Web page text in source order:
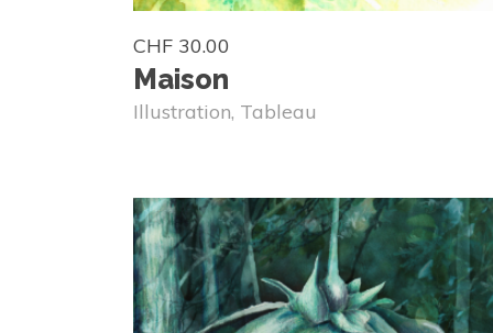
CHF 30.00
Maison
Illustration, Tableau